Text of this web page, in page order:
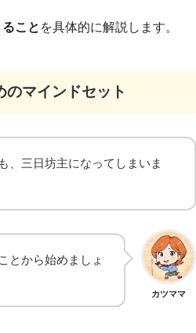
こと を具体的に解説します。
のマインドセット
、三日坊主になってしまいま
カツママ
とから始めましょ